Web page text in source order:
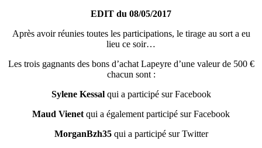
EDIT du 08/05/2017
Après avoir réunies toutes les participations, le tirage au sort a eu
lieu ce soir…
Les trois gagnants des bons d’achat Lapeyre d’une valeur de 500 €
chacun sont :
Sylene Kessalqui a participé sur Facebook
Maud Vienetqui a également participé sur Facebook
MorganBzh35qui a participé sur Twitter